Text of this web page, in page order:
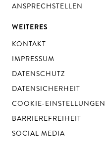
ANSPRECHSTELLEN
WEITERES
KONTAKT
IMPRESSUM
DATENSCHUTZ
DATENSICHERHEIT
COOKIE-EINSTELLUNGEN
BARRIEREFREIHEIT
SOCIAL MEDIA